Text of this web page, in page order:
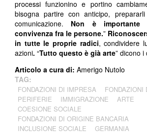
processi funzionino e portino
bisogna partire con anticipo,
comunicazione. Non è importante
convivenza fra le persone.”
in tutte le proprie radici, condividere
azioni. “Tutto questo è già arte” dicono
Articolo a cura di: Amerigo Nutolo
TAG:
FONDAZIONI DI IMPRESA
FONDAZIONI
PERIFERIE
IMMIGRAZIONE
ARTE
COESIONE SOCIALE
FONDAZIONI DI ORIGINE BANCARIA
INCLUSIONE SOCIALE
GERMANIA